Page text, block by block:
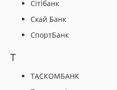
Сітібанк
Скай Банк
СпортБанк
Т
ТАСКОМБАНК